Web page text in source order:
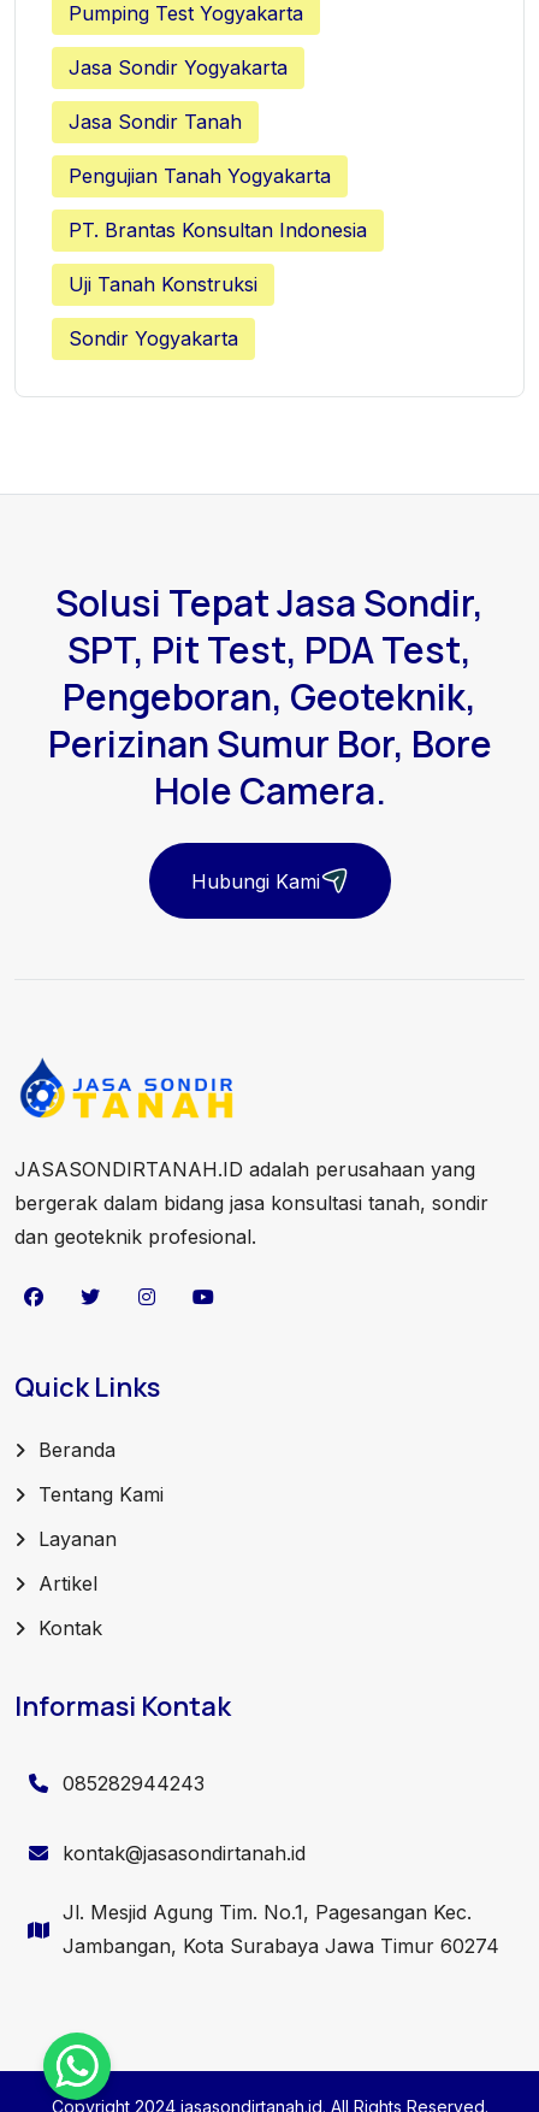
Pumping Test Yogyakarta
Jasa Sondir Yogyakarta
Jasa Sondir Tanah
Pengujian Tanah Yogyakarta
PT. Brantas Konsultan Indonesia
Uji Tanah Konstruksi
Sondir Yogyakarta
Solusi Tepat Jasa Sondir,
SPT, Pit Test, PDA Test,
Pengeboran, Geoteknik,
Perizinan Sumur Bor, Bore
Hole Camera.
Hubungi Kami
JASASONDIRTANAH.ID adalah perusahaan yang
bergerak dalam bidang jasa konsultasi tanah, sondir
dan geoteknik profesional.
Quick Links
Beranda
Tentang Kami
Layanan
Artikel
Kontak
Informasi Kontak
085282944243
kontak@jasasondirtanah.id
Jl. Mesjid Agung Tim. No.1, Pagesangan Kec.
Jambangan, Kota Surabaya Jawa Timur 60274
Copyright 2024 jasasondirtanah.id. All Rights Reserved.